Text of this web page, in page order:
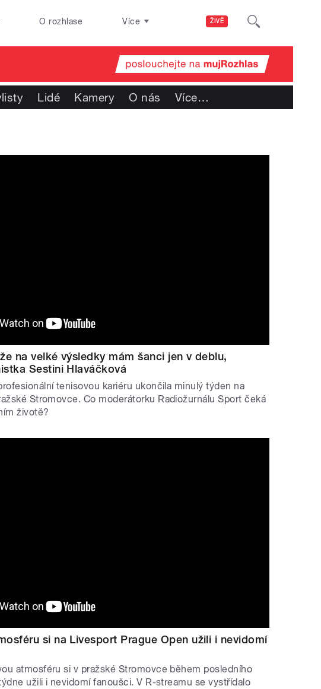
ŽIVĚ
O rozhlase Více
Lidé Kamery O nás Více…
na velké výsledky mám šanci jen v deblu,
Sestini Hlaváčková
tenisovou kariéru ukončila minulý týden na
Stromovce. Co moderátorku Radiožurnálu Sport čeká
životě?
si na Livesport Prague Open užili i nevidomí
atmosféru si v pražské Stromovce během posledního
užili i nevidomí fanoušci. V R-streamu se vystřídalo